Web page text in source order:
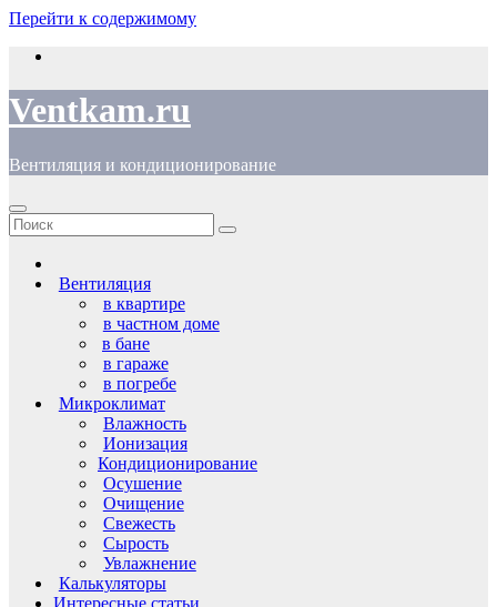
Перейти к содержимому
Ventkam.ru
Вентиляция и кондиционирование
Вентиляция
в квартире
в частном доме
в бане
в гараже
в погребе
Микроклимат
Влажность
Ионизация
Кондиционирование
Осушение
Очищение
Свежесть
Сырость
Увлажнение
Калькуляторы
Интересные статьи